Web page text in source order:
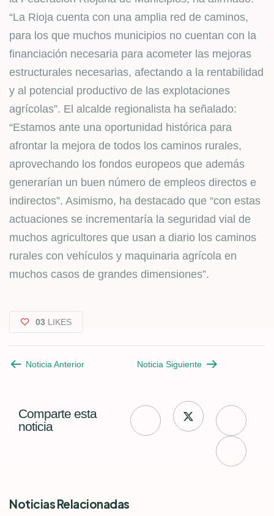
“La Rioja cuenta con una amplia red de caminos,
para los que muchos municipios no cuentan con la
financiación necesaria para acometer las mejoras
estructurales necesarias, afectando a la rentabilidad
y al potencial productivo de las explotaciones
agrícolas”. El alcalde regionalista ha señalado:
“Estamos ante una oportunidad histórica para
afrontar la mejora de todos los caminos rurales,
aprovechando los fondos europeos que además
generarían un buen número de empleos directos e
indirectos”. Asimismo, ha destacado que “con estas
actuaciones se incrementaría la seguridad vial de
muchos agricultores que usan a diario los caminos
rurales con vehículos y maquinaria agrícola en
muchos casos de grandes dimensiones”.
03 LIKES
Noticia Anterior Noticia Siguiente
Comparte esta
noticia
Noticias Relacionadas